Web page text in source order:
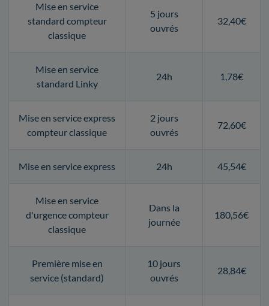
Mise en service
standard compteur
classique
5 jours
ouvrés
32,40€
Mise en service
standard Linky
24h 1,78€
Mise en service express
compteur classique
2 jours
ouvrés
72,60€
Mise en service express 24h 45,54€
Mise en service
d'urgence compteur
classique
Dans la
journée
180,56€
Première mise en
service (standard)
10 jours
ouvrés
28,84€